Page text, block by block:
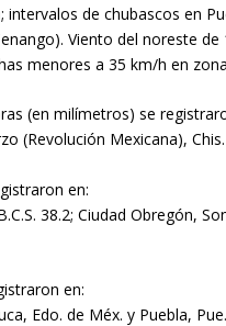
de chubascos en
Viento del noreste
menores a 35 km/h en
(en milímetros) se
(Revolución Mexicana),
en:
38.2; Ciudad Obregón,
en:
Edo. de Méx. y Puebla,